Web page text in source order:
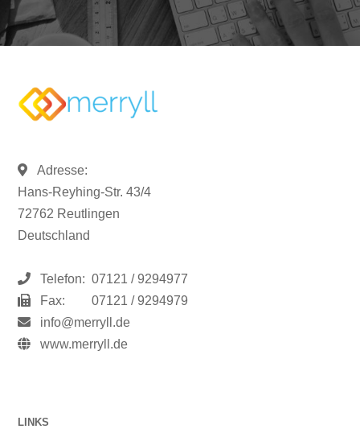
Adresse:
Hans-Reyhing-Str. 43/4
72762 Reutlingen
Deutschland
Telefon: 07121 / 9294977
Fax:
07121 / 9294979
info@merryll.de
www.merryll.de
LINKS